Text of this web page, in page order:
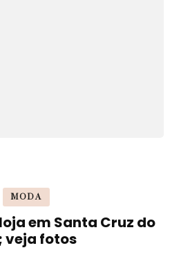
MODA
em Santa Cruz do
veja fotos